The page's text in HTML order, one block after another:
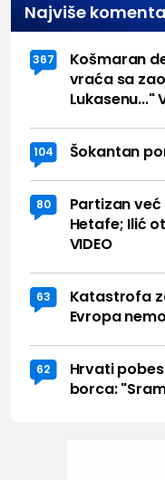
Najviše
367
Košmaran
vraća sa
Lukasenu..."
104 Šokantan
80
Partizan
Hetafe; Ilić
VIDEO
63
Katastrofa
Evropa
62
Hrvati
borca: